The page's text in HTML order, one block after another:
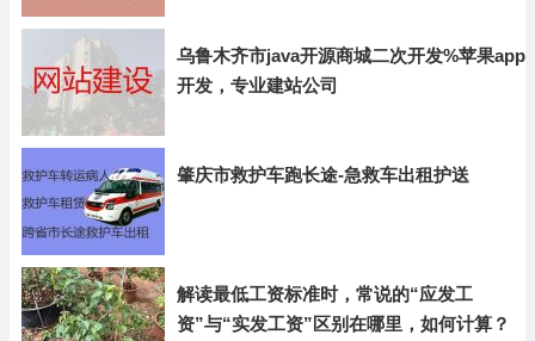
乌鲁木齐市java开源商城二次开发%苹果app
开发，专业建站公司
肇庆市救护车跑长途-急救车出租护送
解读最低工资标准时，常说的“应发工
资”与“实发工资”区别在哪里，如何计算？